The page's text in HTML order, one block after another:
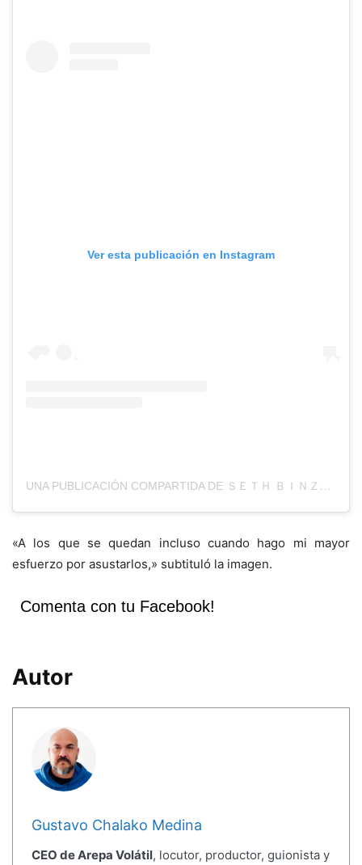
Ver esta publicación en Instagram
UNA PUBLICACIÓN COMPARTIDA DE ＳＥＴＨ ＢＩＮＺＥＲ (@THEREALCRAZYTOWN)
«A los que se quedan incluso cuando hago mi mayor
esfuerzo por asustarlos,» subtituló la imagen.
Comenta con tu Facebook!
Autor
Gustavo Chalako Medina
CEO de Arepa Volátil, locutor, productor, guionista y